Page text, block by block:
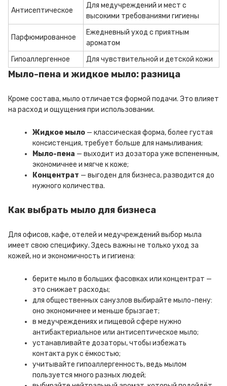
Антисептическое
Для медучреждений и мест с
высокими требованиями гигиены
Парфюмированное
Ежедневный уход с приятным
ароматом
Гипоаллергенное
Для чувствительной и детской кожи
Мыло-пена и жидкое мыло: разница
Кроме состава, мыло отличается формой подачи. Это влияет
на расход и ощущения при использовании.
Жидкое мыло — классическая форма, более густая
консистенция, требует больше для намыливания;
Мыло-пена — выходит из дозатора уже вспененным,
экономичнее и мягче к коже;
Концентрат — выгоден для бизнеса, разводится до
нужного количества.
Как выбрать мыло для бизнеса
Для офисов, кафе, отелей и медучреждений выбор мыла
имеет свою специфику. Здесь важны не только уход за
кожей, но и экономичность и гигиена:
берите мыло в больших фасовках или концентрат —
это снижает расходы;
для общественных санузлов выбирайте мыло-пену:
оно экономичнее и меньше брызгает;
в медучреждениях и пищевой сфере нужно
антибактериальное или антисептическое мыло;
устанавливайте дозаторы, чтобы избежать
контакта рук с ёмкостью;
учитывайте гипоаллергенность, ведь мылом
пользуется много разных людей;